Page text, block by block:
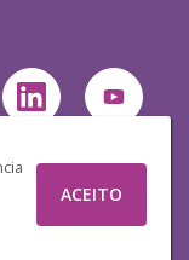
ACEITO